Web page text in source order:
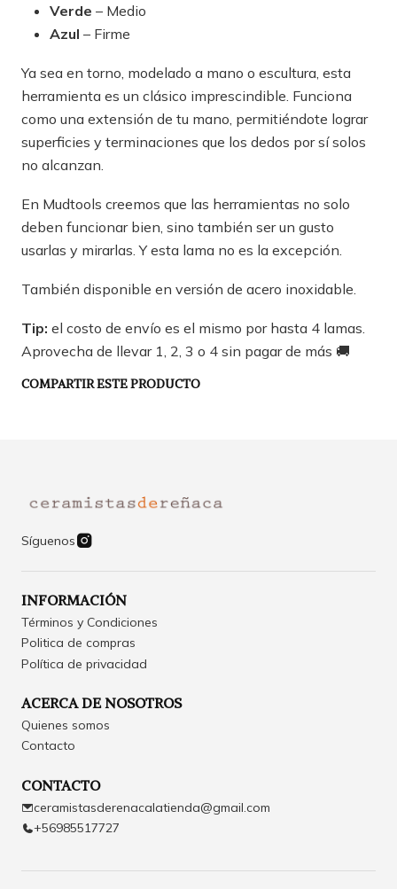
Verde – Medio
Azul – Firme
Ya sea en torno, modelado a mano o escultura, esta
herramienta es un clásico imprescindible. Funciona
como una extensión de tu mano, permitiéndote lograr
superficies y terminaciones que los dedos por sí solos
no alcanzan.
En Mudtools creemos que las herramientas no solo
deben funcionar bien, sino también ser un gusto
usarlas y mirarlas. Y esta lama no es la excepción.
También disponible en versión de acero inoxidable.
Tip: el costo de envío es el mismo por hasta 4 lamas.
Aprovecha de llevar 1, 2, 3 o 4 sin pagar de más 🚚
COMPARTIR ESTE PRODUCTO
Síguenos
INFORMACIÓN
Términos y Condiciones
Politica de compras
Política de privacidad
ACERCA DE NOSOTROS
Quienes somos
Contacto
CONTACTO
ceramistasderenacalatienda@gmail.com
+56985517727